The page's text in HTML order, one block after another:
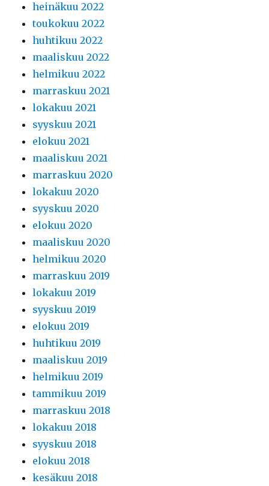
heinäkuu 2022
toukokuu 2022
huhtikuu 2022
maaliskuu 2022
helmikuu 2022
marraskuu 2021
lokakuu 2021
syyskuu 2021
elokuu 2021
maaliskuu 2021
marraskuu 2020
lokakuu 2020
syyskuu 2020
elokuu 2020
maaliskuu 2020
helmikuu 2020
marraskuu 2019
lokakuu 2019
syyskuu 2019
elokuu 2019
huhtikuu 2019
maaliskuu 2019
helmikuu 2019
tammikuu 2019
marraskuu 2018
lokakuu 2018
syyskuu 2018
elokuu 2018
kesäkuu 2018